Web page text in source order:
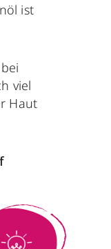
ist
viel
Haut